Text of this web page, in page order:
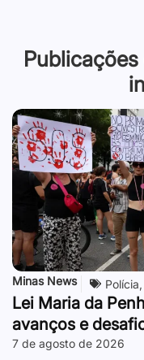
Minas News Polícia,
Lei Maria da
avanços e
7 de agosto de 2026